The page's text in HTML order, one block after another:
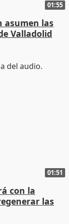
01:55
asumen las
Valladolid
01:51
con la
las